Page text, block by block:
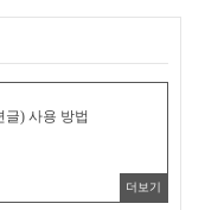
글) 사용 방법
더보기